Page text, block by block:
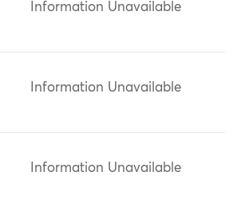
Information Unavailable
Information Unavailable
Information Unavailable